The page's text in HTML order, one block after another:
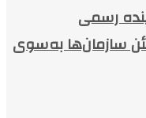
رسمی
سازمان‌ها به‌سوی